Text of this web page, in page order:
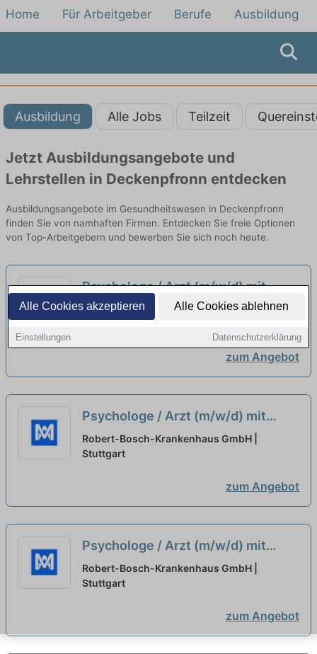
Alle Cookies akzeptieren Alle Cookies ablehnen
Einstellungen Datenschutzerklärung
Home Für Arbeitgeber Berufe Ausbildung
Ausbildung Alle Jobs Teilzeit
Jetzt Ausbildungsangebote und
Lehrstellen in Deckenpfronn entdecken
Ausbildungsangebote im Gesundheitswesen in Deckenpfronn
finden Sie von namhaften Firmen. Entdecken Sie freie Optionen
von Top-Arbeitgebern und bewerben Sie sich noch heute.
Psychologe / Arzt (m/w/d) mit
abgeschlossener oder
fortgeschrittener
Psychotherapieausbildung neu
Robert-Bosch-Krankenhaus GmbH |
Stuttgart
zum Angebot
Psychologe / Arzt (m/w/d) mit
abgeschlossener oder
fortgeschrittener
Robert-Bosch-Krankenhaus GmbH
Robert-Bosch-Krankenhaus GmbH |
Stuttgart
zum Angebot
Psychologe / Arzt (m/w/d) mit
abgeschlossener oder
fortgeschrittener
Robert-Bosch-Krankenhaus GmbH |
Stuttgart
zum Angebot